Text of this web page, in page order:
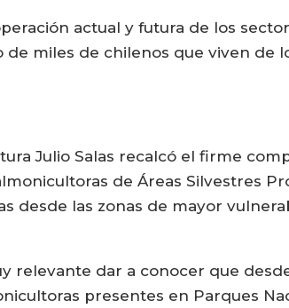
actual y futura de los
miles de chilenos que viven de
Julio Salas recalcó el firme
de Áreas Silvestres
desde las zonas de mayor
relevante dar a conocer que
presentes en Parques